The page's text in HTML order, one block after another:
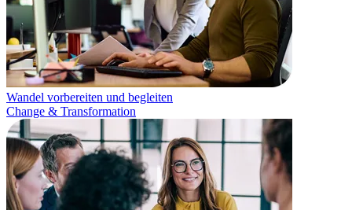
Wandel vorbereiten und begleiten
Change & Transformation